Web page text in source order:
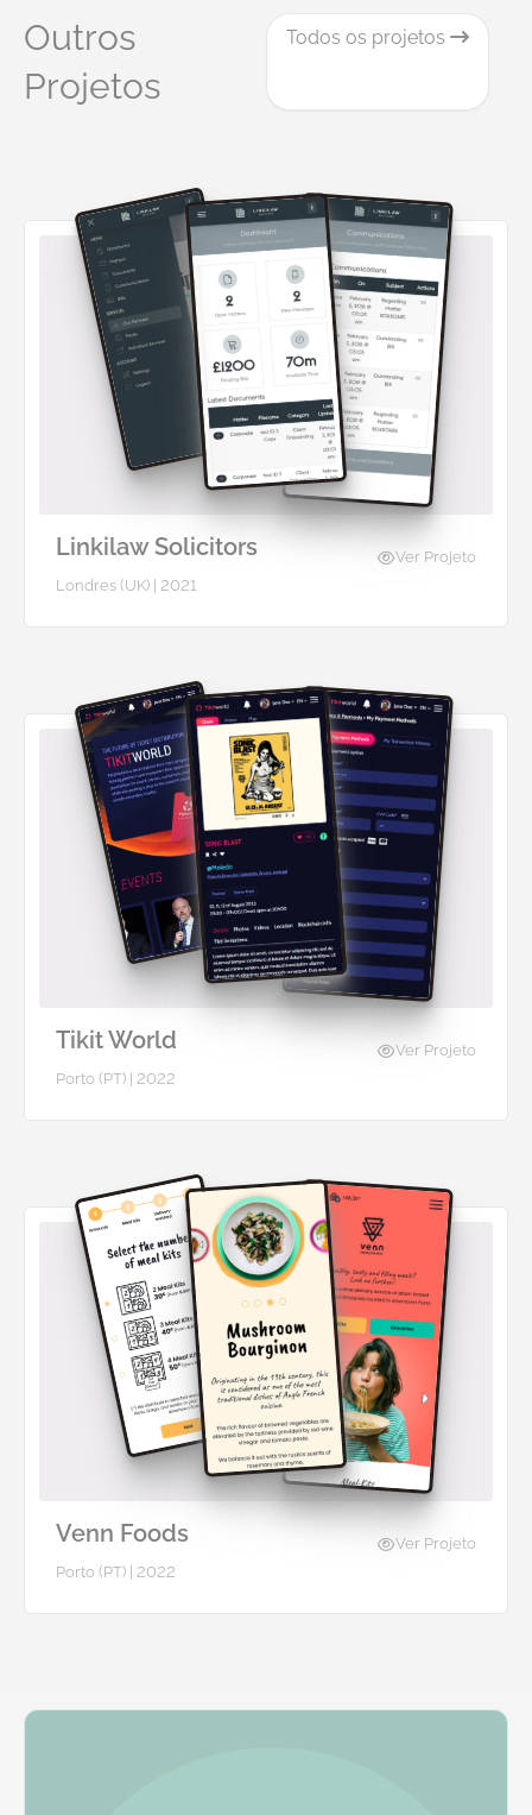
Outros
Projetos
Todos os projetos
Linkilaw Solicitors
Londres (UK) | 2021
Ver Projeto
Tikit World
Porto (PT) | 2022
Ver Projeto
Venn Foods
Porto (PT) | 2022
Ver Projeto